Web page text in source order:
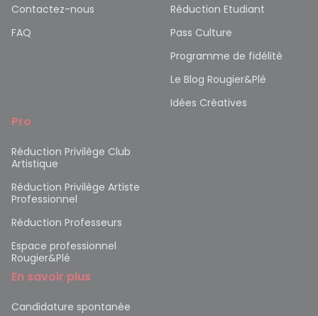
Contactez-nous
FAQ
Réduction Etudiant
Pass Culture
Programme de fidélité
Le Blog Rougier&Plé
Idées Créatives
Pro
Réduction Privilège Club
Artistique
Réduction Privilège Artiste
Professionnel
Réduction Professeurs
Espace professionnel
Rougier&Plé
En savoir plus
Candidature spontanée